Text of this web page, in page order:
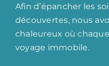
Afin d’épancher les
découvertes, nous
chaleureux où
voyage immobile.